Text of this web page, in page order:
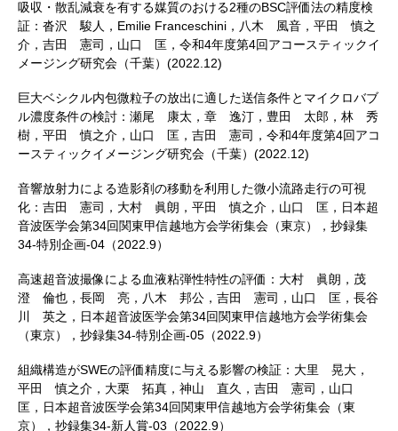
吸収・散乱減衰を有する媒質のおける2種のBSC評価法の精度検
証：沓沢 駿人，Emilie Franceschini，八木 風音，平田 慎之
介，吉田 憲司，山口 匡，令和4年度第4回アコースティックイ
メージング研究会（千葉）(2022.12)
巨大ベシクル内包微粒子の放出に適した送信条件とマイクロバブ
ル濃度条件の検討：瀬尾 康太，章 逸汀，豊田 太郎，林 秀
樹，平田 慎之介，山口 匡，吉田 憲司，令和4年度第4回アコ
ースティックイメージング研究会（千葉）(2022.12)
音響放射力による造影剤の移動を利用した微小流路走行の可視
化：吉田 憲司，大村 眞朗，平田 慎之介，山口 匡，日本超
音波医学会第34回関東甲信越地方会学術集会（東京），抄録集
34-特別企画-04（2022.9）
高速超音波撮像による血液粘弾性特性の評価：大村 眞朗，茂
澄 倫也，長岡 亮，八木 邦公，吉田 憲司，山口 匡，長谷
川 英之，日本超音波医学会第34回関東甲信越地方会学術集会
（東京），抄録集34-特別企画-05（2022.9）
組織構造がSWEの評価精度に与える影響の検証：大里 晃大，
平田 慎之介，大栗 拓真，神山 直久，吉田 憲司，山口
匡，日本超音波医学会第34回関東甲信越地方会学術集会（東
京），抄録集34-新人賞-03（2022.9）